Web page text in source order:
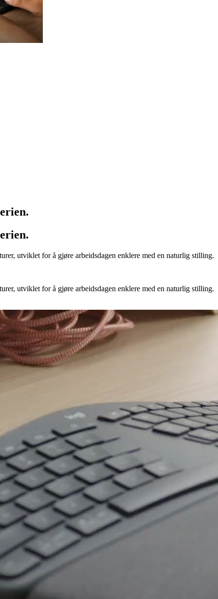
utviklet for å gjøre arbeidsdagen enklere med en naturlig stilling.
utviklet for å gjøre arbeidsdagen enklere med en naturlig stilling.